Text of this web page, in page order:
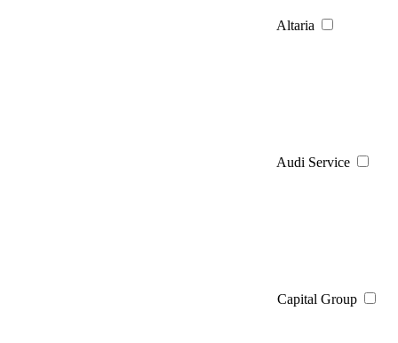
Altaria
Audi Service
Capital Group